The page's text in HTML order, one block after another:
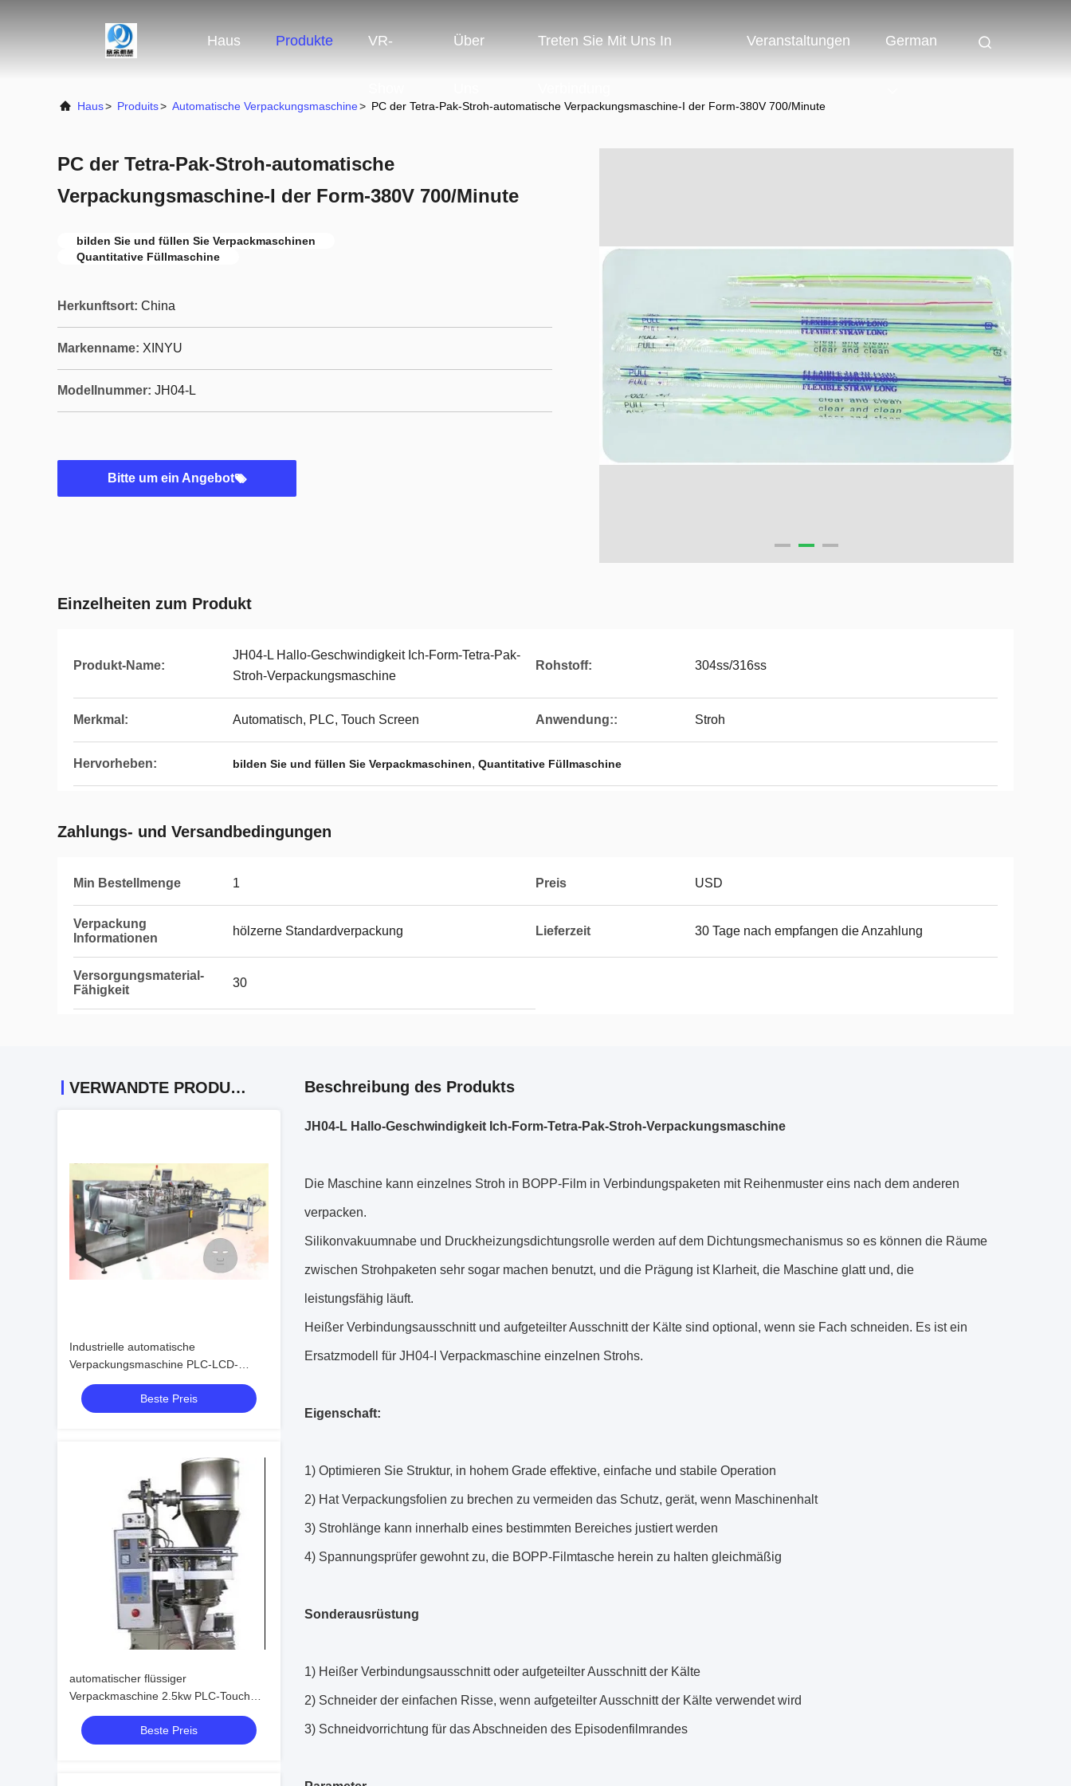
Haus Produkte VR- Über Treten Sie Mit Uns In Veranstaltungen German
Haus> Produits> Automatische Verpackungsmaschine> PC der Tetra-Pak-Stroh-automatische Verpackungsmaschine-I der Form-380V 700/Minute
PC der Tetra-Pak-Stroh-automatische
Verpackungsmaschine-I der Form-380V 700/Minute
bilden Sie und füllen Sie Verpackmaschinen
Quantitative Füllmaschine
Herkunftsort: China
Markenname: XINYU
Modellnummer: JH04-L
Bitte um ein Angebot
Einzelheiten zum Produkt
Produkt-Name:
JH04-L Hallo-Geschwindigkeit Ich-Form-Tetra-Pak-
Stroh-Verpackungsmaschine
Rohstoff: 304ss/316ss
Merkmal: Automatisch, PLC, Touch Screen Anwendung:: Stroh
Hervorheben: bilden Sie und füllen Sie Verpackmaschinen, Quantitative Füllmaschine
Zahlungs- und Versandbedingungen
Min Bestellmenge 1 Preis USD
Verpackung
Informationen
hölzerne Standardverpackung Lieferzeit 30 Tage nach empfangen die Anzahlung
Versorgungsmaterial-
Fähigkeit
30
VERWANDTE PRODUKTE
Industrielle automatische
Verpackungsmaschine PLC-LCD-
Bildschirm-Anzeige mit Ketteneimer
Beste Preis
automatischer flüssiger
Verpackmaschine 2.5kw PLC-Touch
Screen
Beste Preis
Beschreibung des Produkts
JH04-L Hallo-Geschwindigkeit Ich-Form-Tetra-Pak-Stroh-Verpackungsmaschine
Die Maschine kann einzelnes Stroh in BOPP-Film in Verbindungspaketen mit Reihenmuster eins nach dem anderen
verpacken.
Silikonvakuumnabe und Druckheizungsdichtungsrolle werden auf dem Dichtungsmechanismus so es können die Räume
zwischen Strohpaketen sehr sogar machen benutzt, und die Prägung ist Klarheit, die Maschine glatt und, die
leistungsfähig läuft.
Heißer Verbindungsausschnitt und aufgeteilter Ausschnitt der Kälte sind optional, wenn sie Fach schneiden. Es ist ein
Ersatzmodell für JH04-I Verpackmaschine einzelnen Strohs.
Eigenschaft:
1) Optimieren Sie Struktur, in hohem Grade effektive, einfache und stabile Operation
2) Hat Verpackungsfolien zu brechen zu vermeiden das Schutz, gerät, wenn Maschinenhalt
3) Strohlänge kann innerhalb eines bestimmten Bereiches justiert werden
4) Spannungsprüfer gewohnt zu, die BOPP-Filmtasche herein zu halten gleichmäßig
Sonderausrüstung
1) Heißer Verbindungsausschnitt oder aufgeteilter Ausschnitt der Kälte
2) Schneider der einfachen Risse, wenn aufgeteilter Ausschnitt der Kälte verwendet wird
3) Schneidvorrichtung für das Abschneiden des Episodenfilmrandes